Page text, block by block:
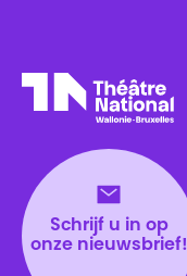
Schrijf u in op
onze nieuwsbrief!